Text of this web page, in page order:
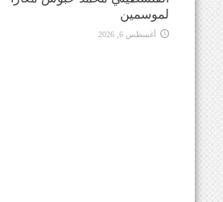
لموسمين
أغسطس 6, 2026